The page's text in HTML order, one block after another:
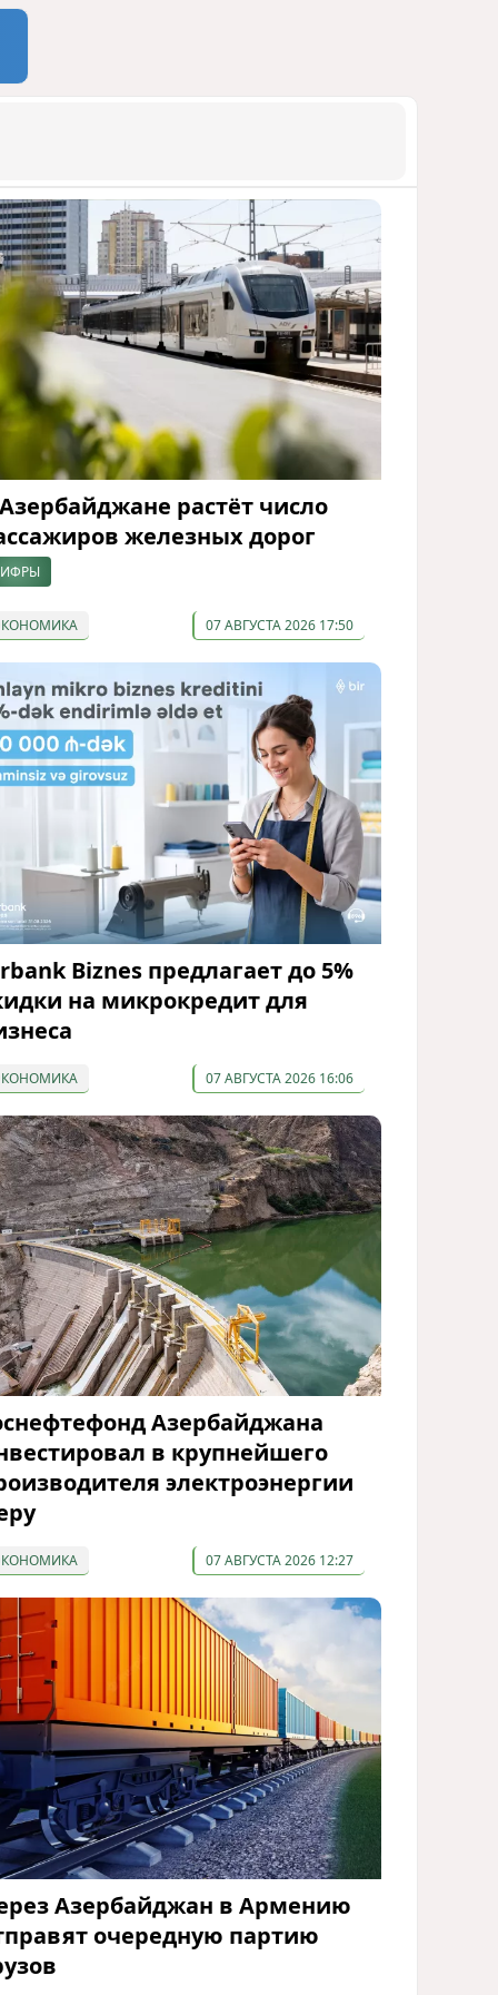
растёт число
железных дорог
07 АВГУСТА 2026 17:50
Biznes предлагает до 5%
на микрокредит для
07 АВГУСТА 2026 16:06
Азербайджана
в крупнейшего
электроэнергии
07 АВГУСТА 2026 12:27
Азербайджан в Армению
очередную партию